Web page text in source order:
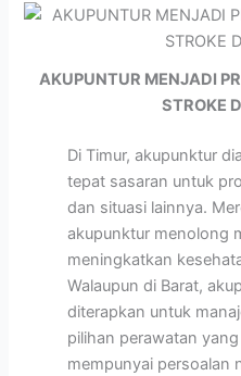
AKUPUNTUR MENJADI
STROKE
Di Timur, akupunktur
tepat sasaran untuk
dan situasi lainnya.
akupunktur menolong
meningkatkan
Walaupun di Barat,
diterapkan untuk
pilihan perawatan
mempunyai persoalan